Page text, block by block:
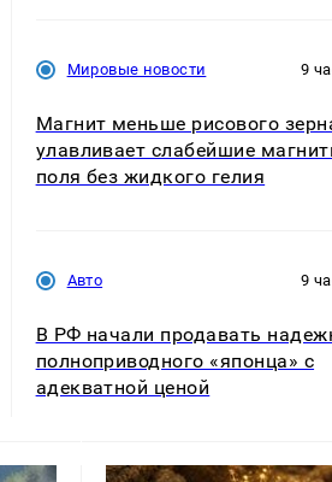
Мировые новости 9
Магнит меньше рисового
улавливает слабейшие
поля без жидкого гелия
Авто 9
В РФ начали продавать
полноприводного «японца» с
адекватной ценой